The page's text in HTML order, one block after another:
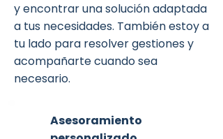
y encontrar una solución adaptada
a tus necesidades. También estoy a
tu lado para resolver gestiones y
acompañarte cuando sea
necesario.
Asesoramiento